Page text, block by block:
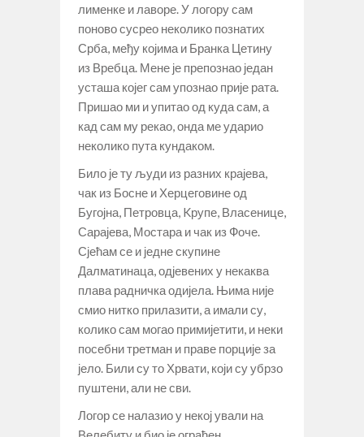
лименке и лаворе. У логору сам
поново сусрео неколико познатих
Срба, међу којима и Бранка Цетину
из Вребца. Мене је препознао један
усташа којег сам упознао прије рата.
Пришао ми и упитао од куда сам, а
кад сам му рекао, онда ме ударио
неколико пута кундаком.
Било је ту људи из разних крајева,
чак из Босне и Херцеговине од
Бугојна, Петровца, Kрупе, Власенице,
Сарајева, Мостара и чак из Фоче.
Сјећам се и једне скупине
Далматинаца, одјевених у некаква
плава радничка одијела. Њима није
смио нитко прилазити, а имали су,
колико сам могао примијетити, и неки
посебни третман и праве порције за
јело. Били су то Хрвати, који су убрзо
пуштени, али не сви.
Логор се налазио у некој ували на